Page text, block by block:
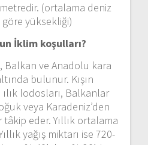
metredir. (ortalama deniz
göre yüksekliği)
İklim koşulları?
Balkan ve Anadolu kara
bulunur. Kışın
lodosları, Balkanlar
veya Karadeniz’den
tâkip eder. Yıllık ortalama
yağış miktarı ise 720-